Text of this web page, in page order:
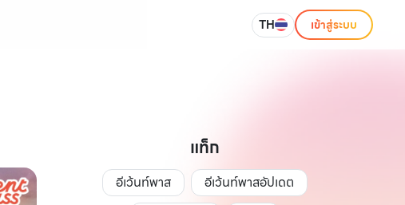
TH เข้าสู่ระบบ
แท็ก
อีเว้นท์พาส
อีเว้นท์พาสอัปเดต